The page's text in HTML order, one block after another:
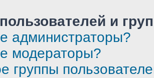
и
администраторы?
модераторы?
группы